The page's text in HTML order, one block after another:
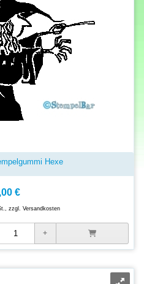
Hexe
€
zzgl. Versandkosten